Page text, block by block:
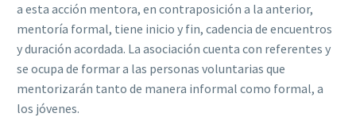
a esta acción mentora, en contraposición a la anterior,
mentoría formal, tiene inicio y fin, cadencia de encuentros
y duración acordada. La asociación cuenta con referentes y
se ocupa de formar a las personas voluntarias que
mentorizarán tanto de manera informal como formal, a
los jóvenes.